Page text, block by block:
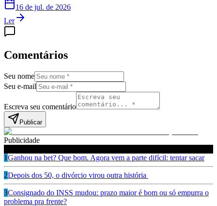
16 de jul. de 2026
Ler
Comentários
Seu nome
Seu e-mail
Escreva seu comentário
Publicar
Publicidade
1Ganhou na bet? Que bom. Agora vem a parte difícil: tentar sacar
2Depois dos 50, o divórcio virou outra história
3Consignado do INSS mudou: prazo maior é bom ou só empurra o
problema pra frente?